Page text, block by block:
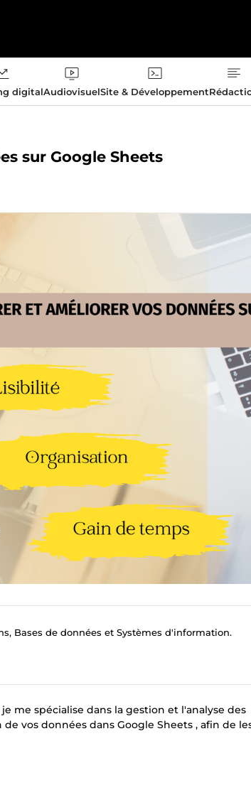
digitalAudiovisuelSite & Développement
sur Google Sheets
Bases de données et Systèmes d'information.
me spécialise dans la gestion et l'analyse des
vos données dans Google Sheets , afin de